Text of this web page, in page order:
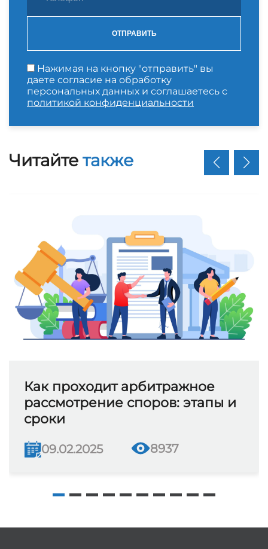
ОТПРАВИТЬ
Нажимая на кнопку "отправить" вы
даете согласие на обработку
персональных данных и соглашаетесь с
политикой конфиденциальности
Читайте также
Как проходит арбитражное
рассмотрение споров: этапы и
сроки
09.02.2025 8937